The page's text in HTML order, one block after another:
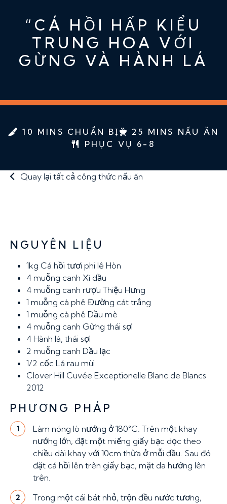
“CÁ HỒI HẤP KIỂU
TRUNG HOA VỚI
GỪNG VÀ HÀNH LÁ
10 MINS CHUẨN BỊ
25 MINS NẤU ĂN
PHỤC VỤ 6-8
Quay lại tất cả công thức nấu ăn
NGUYÊN LIỆU
1kg Cá hồi tươi phi lê Hòn
4 muỗng canh Xì dầu
4 muỗng canh rượu Thiệu Hưng
1 muỗng cà phê Đường cát trắng
1 muỗng cà phê Dầu mè
4 muỗng canh Gừng thái sợi
4 Hành lá, thái sợi
2 muỗng canh Dầu lạc
1/2 cốc Lá rau mùi
Clover Hill Cuvée Exceptionelle Blanc de Blancs
2012
PHƯƠNG PHÁP
1
Làm nóng lò nướng ở 180°C. Trên một khay
nướng lớn, đặt một miếng giấy bạc dọc theo
chiều dài khay với 10cm thừa ở mỗi đầu. Sau đó
đặt cá hồi lên trên giấy bạc, mặt da hướng lên
trên.
2
Trong một cái bát nhỏ, trộn đều nước tương,